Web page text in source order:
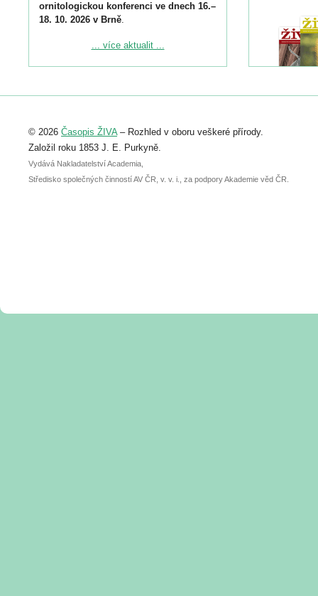
ornitologickou konferenci ve dnech 16.–
18. 10. 2026 v Brně.
Podrobnější informace ke konferenci
Registrovat se můžete do 6. září.
abstraktu přihlášené přednášky nebo
posteru je už 30. června.
... více aktualit ...
© 2026 Časopis ŽIVA– Rozhled v oboru veškeré přírody.
Založil roku 1853 J. E. Purkyně.
Vydává Nakladatelství Academia,
Středisko společných činností AV ČR, v. v. i., za podpory Akademie věd ČR.